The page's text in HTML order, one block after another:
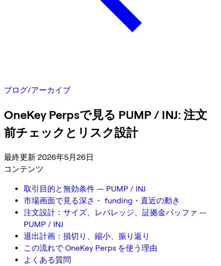
ブログ/アーカイブ
OneKey Perpsで見る PUMP / INJ: 注文
前チェックとリスク設計
最終更新 2026年5月26日
コンテンツ
取引目的と無効条件 — PUMP / INJ
市場画面で見る深さ・ funding・直近の動き
注文設計：サイズ、レバレッジ、証拠金バッファ —
PUMP / INJ
退出計画：損切り、縮小、振り返り
この流れで OneKey Perps を使う理由
よくある質問